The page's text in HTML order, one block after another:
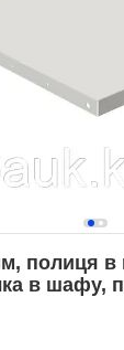
полиця в
в шафу,